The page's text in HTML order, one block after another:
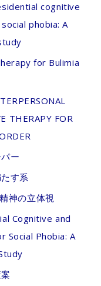
cognitive
phobia: A
for Bulimia
THERAPY FOR
ー
す系
神の立体視
Cognitive and
Social Phobia: A